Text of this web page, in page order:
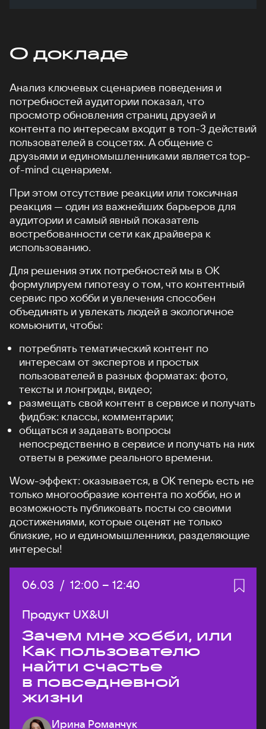
О докладе
Анализ ключевых сценариев поведения и
потребностей аудитории показал, что
просмотр обновления страниц друзей и
контента по интересам входит в топ-3 действий
пользователей в соцсетях. А общение с
друзьями и единомышленниками является top-
of-mind сценарием.
При этом отсутствие реакции или токсичная
реакция — один из важнейших барьеров для
аудитории и самый явный показатель
востребованности сети как драйвера к
использованию.
Для решения этих потребностей мы в ОК
формулируем гипотезу о том, что контентный
сервис про хобби и увлечения способен
объединять и увлекать людей в экологичное
комьюнити, чтобы:
потреблять тематический контент по
интересам от экспертов и простых
пользователей в разных форматах: фото,
тексты и лонгриды, видео;
размещать свой контент в сервисе и получать
фидбэк: классы, комментарии;
общаться и задавать вопросы
непосредственно в сервисе и получать на них
ответы в режиме реального времени.
Wow-эффект: оказывается, в ОК теперь есть не
только многообразие контента по хобби, но и
возможность публиковать посты со своими
достижениями, которые оценят не только
близкие, но и единомышленники, разделяющие
интересы!
Дата:
06.03 / Начало:
12:00 – Конец:
12:40
Продукт UX&UI
Зачем мне хобби, или
Как пользователю
найти счастье
в повседневной
жизни
Ирина Романчук